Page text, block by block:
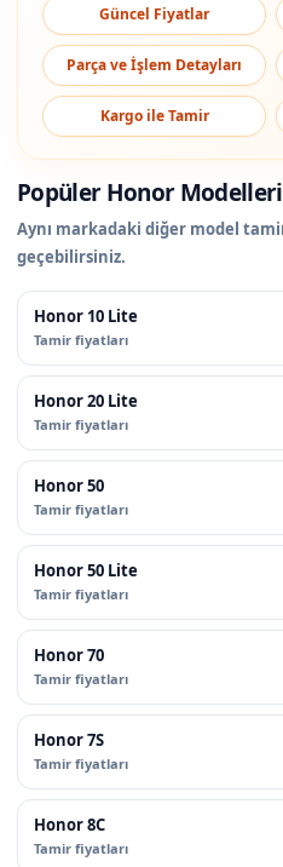
Güncel Fiyatlar
Parça ve İşlem Detayları
Kargo ile Tamir
Popüler Honor Modelleri
Aynı markadaki diğer model
geçebilirsiniz.
Honor 10 Lite
Tamir fiyatları
Honor 20 Lite
Tamir fiyatları
Honor 50
Tamir fiyatları
Honor 50 Lite
Tamir fiyatları
Honor 70
Tamir fiyatları
Honor 7S
Tamir fiyatları
Honor 8C
Tamir fiyatları